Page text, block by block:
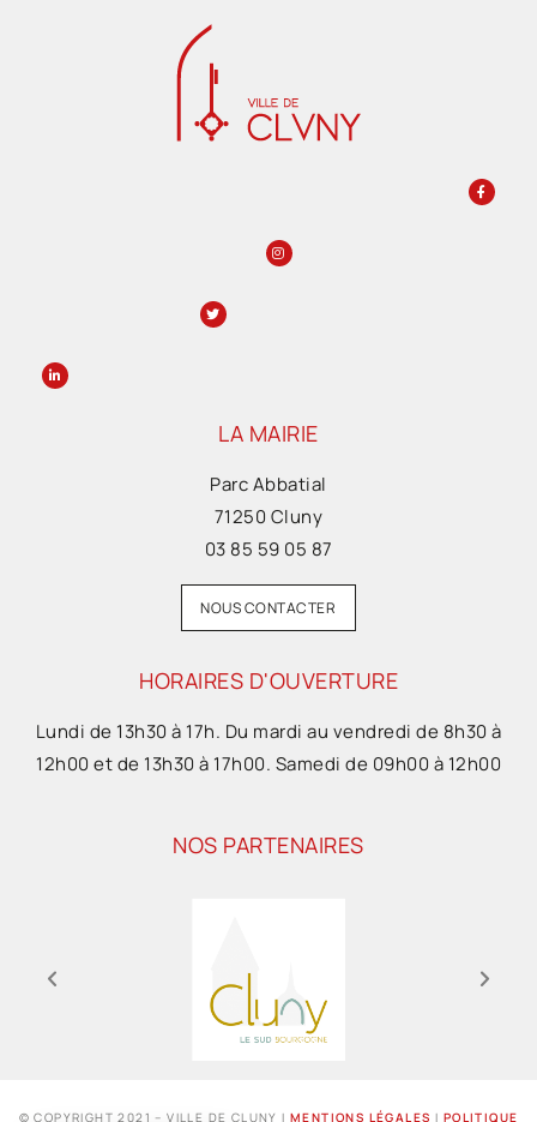
LA MAIRIE
Parc Abbatial
71250 Cluny
03 85 59 05 87
NOUS CONTACTER
HORAIRES D'OUVERTURE
Lundi de 13h30 à 17h. Du mardi au vendredi de 8h30 à
12h00 et de 13h30 à 17h00. Samedi de 09h00 à 12h00
NOS PARTENAIRES
© COPYRIGHT 2021 – VILLE DE CLUNY IMENTIONS LÉGALES I POLITIQUE